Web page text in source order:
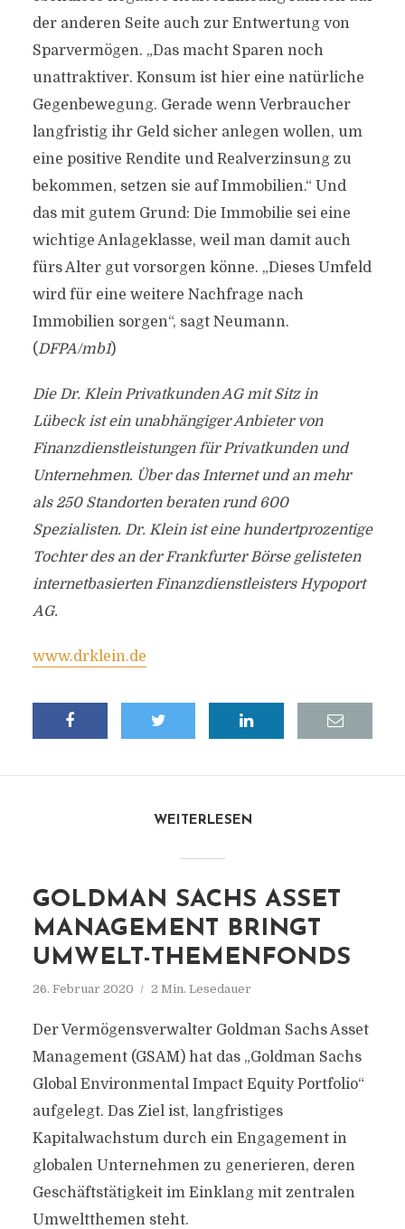
der anderen Seite auch zur Entwertung von
Sparvermögen. „Das macht Sparen noch
unattraktiver. Konsum ist hier eine natürliche
Gegenbewegung. Gerade wenn Verbraucher
langfristig ihr Geld sicher anlegen wollen, um
eine positive Rendite und Realverzinsung zu
bekommen, setzen sie auf Immobilien.“ Und
das mit gutem Grund: Die Immobilie sei eine
wichtige Anlageklasse, weil man damit auch
fürs Alter gut vorsorgen könne. „Dieses Umfeld
wird für eine weitere Nachfrage nach
Immobilien sorgen“, sagt Neumann.
(DFPA/mb1)
Die Dr. Klein Privatkunden AG mit Sitz in
Lübeck ist ein unabhängiger Anbieter von
Finanzdienstleistungen für Privatkunden und
Unternehmen. Über das Internet und an mehr
als 250 Standorten beraten rund 600
Spezialisten. Dr. Klein ist eine hundertprozentige
Tochter des an der Frankfurter Börse gelisteten
internetbasierten Finanzdienstleisters Hypoport
AG.
www.drklein.de
WEITERLESEN
GOLDMAN SACHS ASSET
MANAGEMENT BRINGT
UMWELT-THEMENFONDS
26. Februar 2020 2 Min. Lesedauer
Der Vermögensverwalter Goldman Sachs Asset
Management (GSAM) hat das „Goldman Sachs
Global Environmental Impact Equity Portfolio“
aufgelegt. Das Ziel ist, langfristiges
Kapitalwachstum durch ein Engagement in
globalen Unternehmen zu generieren, deren
Geschäftstätigkeit im Einklang mit zentralen
Umweltthemen steht.